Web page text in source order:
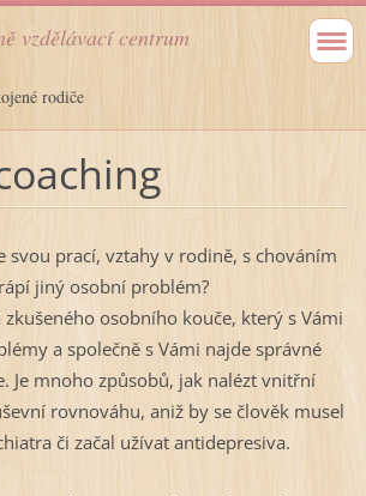
vzdělávací centrum
rodiče
svou prací, vztahy v rodině, s chováním
jiný osobní problém?
osobního kouče, který s Vámi
a společně s Vámi najde správné
Je mnoho způsobů, jak nalézt vnitřní
rovnováhu, aniž by se člověk musel
či začal užívat antidepresiva.